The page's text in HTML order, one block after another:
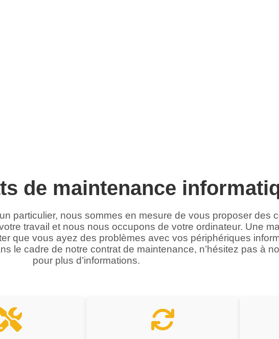
de maintenance
particulier, nous sommes en mesure de vous proposer des
travail et nous nous occupons de votre ordinateur. Une
que vous ayez des problèmes avec vos périphériques
le cadre de notre contrat de maintenance, n’hésitez pas à
pour plus d’informations.